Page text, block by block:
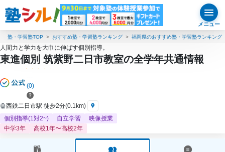
メニュー
塾・学習塾TOP おすすめ塾・学習塾ランキング 福岡県のおすすめ塾・学習塾ランキング
人間力と学力を大巾に伸ばす個別指導。
東進個別 筑紫野二日市教室の全学年共通情報
---
(0)
西鉄二日市駅 徒歩2分(0.1km)
個別指導(1対2~)
自立学習
映像授業
中学3年
高校1年〜高校2年